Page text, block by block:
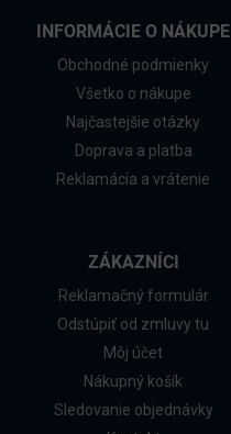
INFORMÁCIE O NÁKUPE
Obchodné podmienky
Všetko o nákupe
Najčastejšie otázky
Doprava a platba
Reklamácia a vrátenie
ZÁKAZNÍCI
Reklamačný formulár
Odstúpiť od zmluvy tu
Môj účet
Nákupný košík
Sledovanie objednávky